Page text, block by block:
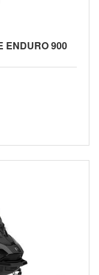
ENDURO 900